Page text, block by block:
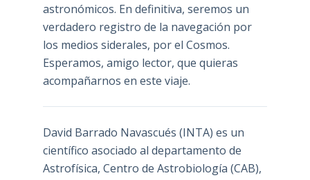
astronómicos. En definitiva, seremos un
verdadero registro de la navegación por
los medios siderales, por el Cosmos.
Esperamos, amigo lector, que quieras
acompañarnos en este viaje.
David Barrado Navascués (INTA) es un
científico asociado al departamento de
Astrofísica, Centro de Astrobiología (CAB),